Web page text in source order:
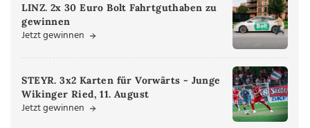
LINZ. 2x 30 Euro Bolt Fahrtguthaben zu
gewinnen
Jetzt gewinnen
STEYR. 3x2 Karten für Vorwärts - Junge
Wikinger Ried, 11. August
Jetzt gewinnen